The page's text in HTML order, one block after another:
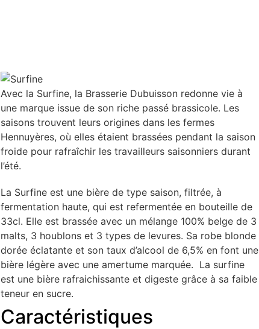
Avec la Surfine, la Brasserie Dubuisson redonne vie à
une marque issue de son riche passé brassicole. Les
saisons trouvent leurs origines dans les fermes
Hennuyères, où elles étaient brassées pendant la saison
froide pour rafraîchir les travailleurs saisonniers durant
l’été.
La Surfine est une bière de type saison, filtrée, à
fermentation haute, qui est refermentée en bouteille de
33cl. Elle est brassée avec un mélange 100% belge de 3
malts, 3 houblons et 3 types de levures. Sa robe blonde
dorée éclatante et son taux d’alcool de 6,5% en font une
bière légère avec une amertume marquée. La surfine
est une bière rafraichissante et digeste grâce à sa faible
teneur en sucre.
Caractéristiques